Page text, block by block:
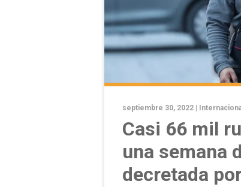
septiembre 30, 2022 |
Casi 66 mil
una semana
decretada